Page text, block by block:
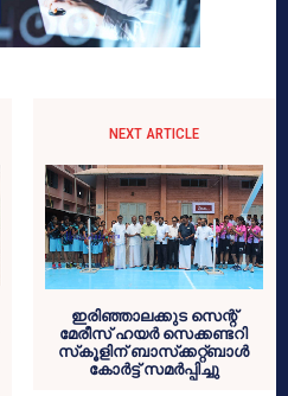
NEXT ARTICLE
ഇരിഞ്ഞാലക്കുട സെന്റ്
മേരീസ് ഹയര്‍ സെക്കണ്ടറി
സ്‌കൂളിന് ബാസ്‌ക്കറ്റ്ബാള്‍
കോര്‍ട്ട് സമര്‍പ്പിച്ചു